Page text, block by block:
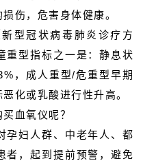
伤，危害身体健康。
型冠状病毒肺炎诊疗方
重型指标之一是：静息状
，成人重型/危重型早期
化或乳酸进行性升高。
血氧仪呢？
孕妇人群、中老年人、都
者，起到提前预警，避免